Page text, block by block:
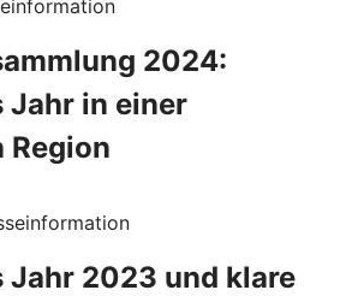
2024:
Jahr in einer
Jahr 2023 und klare